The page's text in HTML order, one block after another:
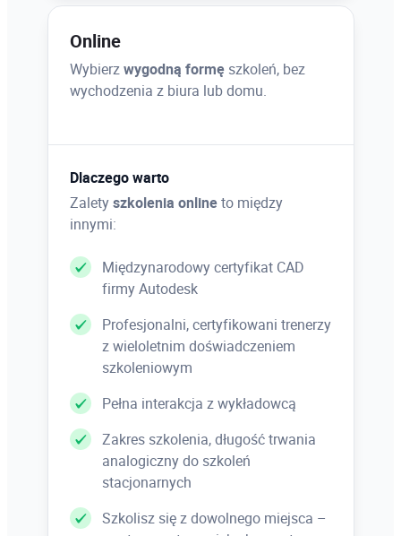
Fotomontaże
– tworzenie nowego zadania
– wykonanie zadania na dowolnym obrazie
– wykonanie zadania na grupie obrazów
kolejności
Polecenie „Automatyzuj”
Druk
– drukowanie na drukarkę
– druk do pliku
Online
Wybierzwygodną formęszkoleń, bez
wychodzenia z biura lub domu.
Dlaczego warto
Zaletyszkolenia onlineto między
innymi:
Międzynarodowy certyfikat CAD
firmy Autodesk
Profesjonalni, certyfikowani trenerzy
z wieloletnim doświadczeniem
szkoleniowym
Pełna interakcja z wykładowcą
Zakres szkolenia, długość trwania
analogiczny do szkoleń
stacjonarnych
Szkolisz się z dowolnego miejsca –